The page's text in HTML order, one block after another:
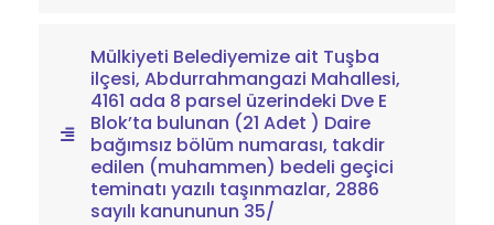
Mülkiyeti Belediyemize ait Tuşba
ilçesi, Abdurrahmangazi Mahallesi,
4161 ada 8 parsel üzerindeki Dve E
Blok’ta bulunan (21 Adet ) Daire
bağımsız bölüm numarası, takdir
edilen (muhammen) bedeli geçici
teminatı yazılı taşınmazlar, 2886
sayılı kanununun 35/